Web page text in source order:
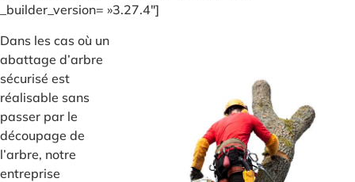
_builder_version= »3.27.4″]
Dans les cas où un
abattage d’arbre
sécurisé est
réalisable sans
passer par le
découpage de
l’arbre, notre
entreprise